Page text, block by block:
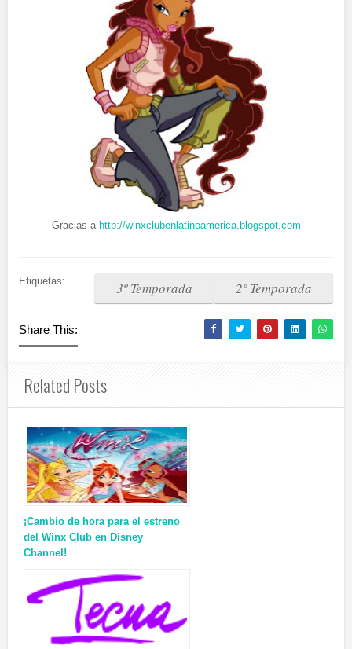
Gracias a http://winxclubenlatinoamerica.blogspot.com
Etiquetas: 2º Temporada
3º Temporada
Share This:
Related Posts
¡Cambio de hora para el estreno
del Winx Club en Disney
Channel!